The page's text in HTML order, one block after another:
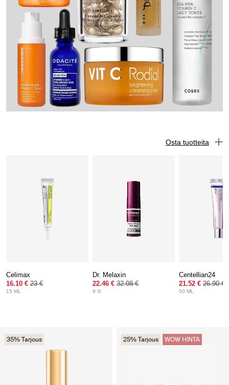
35% Tarjous 25% Tarjous WOW HINTA
Osta tuotteita
Celimax
16.10 € 23 €
15 ML
Dr. Melaxin
22.46 € 32.08 €
9 G
Centellian24
21.52 € 26.90 €
50 ML